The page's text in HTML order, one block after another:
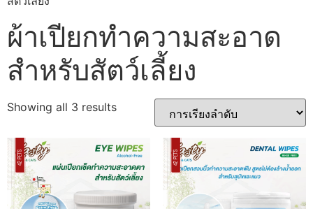
ผ้าเปียกทำความสะอาด
สำหรับสัตว์เลี้ยง
Showing all 3 results